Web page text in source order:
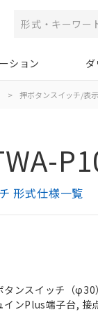
ション
> 押ボタンスイッチ/表
形式仕様一覧
タンスイッチ（φ30
インPlus端子台, 接